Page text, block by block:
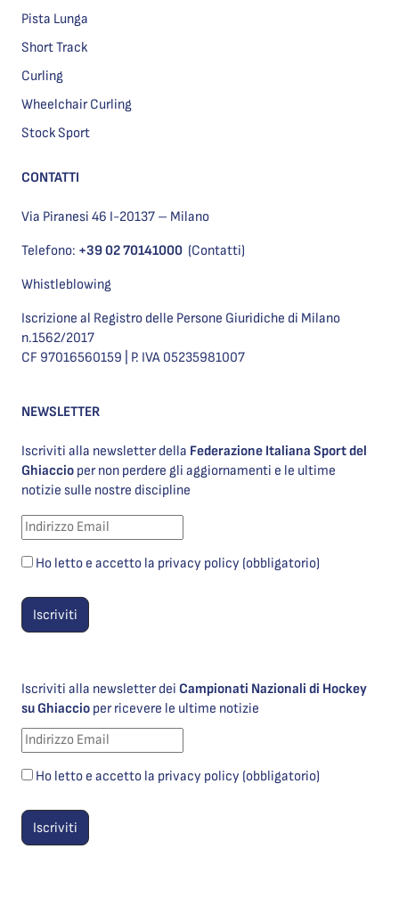
Pista Lunga
Short Track
Curling
Wheelchair Curling
Stock Sport
CONTATTI
Via Piranesi 46 I-20137 – Milano
Telefono: +39 02 70141000 (Contatti)
Whistleblowing
Iscrizione al Registro delle Persone Giuridiche di Milano
n.1562/2017
CF 97016560159 | P. IVA 05235981007
NEWSLETTER
Iscriviti alla newsletter della Federazione Italiana Sport del
Ghiaccio per non perdere gli aggiornamenti e le ultime
notizie sulle nostre discipline
Ho letto e accetto la privacy policy (obbligatorio)
Iscriviti alla newsletter dei Campionati Nazionali di Hockey
su Ghiaccio per ricevere le ultime notizie
Ho letto e accetto la privacy policy (obbligatorio)